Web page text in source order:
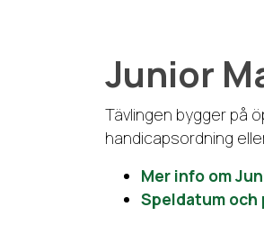
Junior
Tävlingen bygger på
handicapsordning
Mer info om
Speldatum och